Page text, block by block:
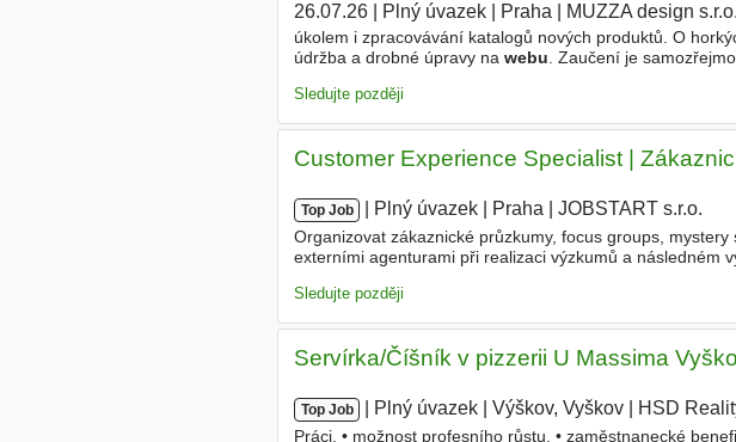
26.07.26| Plný úvazek| Praha MUZZA design s.r.o.
úkolem i zpracovávání katalogů nových produktů. O
údržba a drobné úpravy na webu. Zaučení je
Sledujte později
Customer Experience Specialist |
Top Job Plný úvazek Praha JOBSTART s.r.o.
Organizovat zákaznické průzkumy, focus groups,
externími agenturami při realizaci výzkumů a následném
Sledujte později
Servírka/Číšník v pizzerii U Massima
Top Job Plný úvazek Výškov, Vyškov HSD
Práci, • možnost profesního růstu, • zaměstnanecké